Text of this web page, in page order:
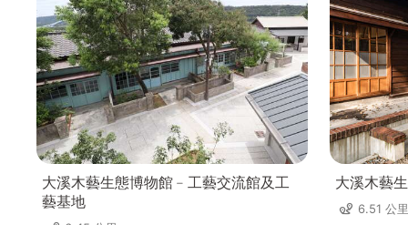
大溪木藝生態博物館﹣工藝交流館及工
藝基地
大溪木藝
6.51 公里